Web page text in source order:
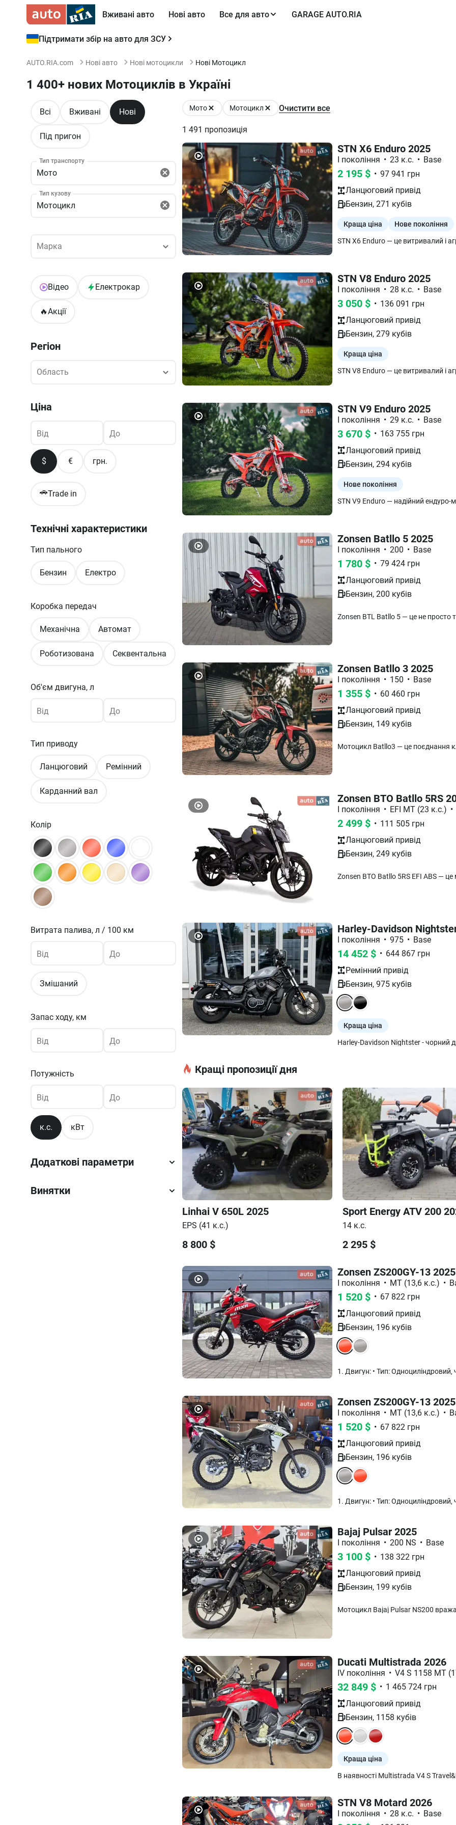
Вживані авто Нові авто Все для авто GARAGE AUTO.RIA
Підтримати збір на авто для ЗСУ
AUTO.RIA.com Нові авто Нові мотоцикли Нові Мотоцикл
1 400+ нових Мотоциклів в Україні
Всі Вживані Нові
Під пригон
Тип транспорту
Мото
Тип кузову
Мотоцикл
Марка
Марка
Відео Електрокар
🔥Акції
Регіон
Область
Область
Ціна
Від До
$ € грн.
🚗Trade in
Технічні характеристики
Тип пального
Бензин Електро
Коробка передач
Механічна Автомат
Роботизована Секвентальна
Об'єм двигуна, л
Від До
Тип приводу
Ланцюговий Ремінний
Карданний вал
Колір
Витрата палива, л / 100 км
Від До
Змішаний
Запас ходу, км
Від До
Потужність
Від До
к.с. кВт
Додаткові параметри
Винятки
Мото Мотоцикл Очистити все
1 491 пропозиція
STN X6 Enduro 2025
І покоління • 23 к.с. • Base
2 195 $ • 97 941 грн
Ланцюговий привід
Бензин, 271 кубів
Краща ціна Нове покоління
STN V8 Enduro 2025
І покоління • 28 к.с. • Base
3 050 $ • 136 091 грн
Ланцюговий привід
Бензин, 279 кубів
Краща ціна
STN V9 Enduro 2025
І покоління • 29 к.с. • Base
3 670 $ • 163 755 грн
Ланцюговий привід
Бензин, 294 кубів
Нове покоління
Zonsen Batllo 5 2025
I покоління • 200 • Base
1 780 $ • 79 424 грн
Ланцюговий привід
Бензин, 200 кубів
Zonsen Batllo 3 2025
I покоління • 150 • Base
1 355 $ • 60 460 грн
Ланцюговий привід
Бензин, 149 кубів
Zonsen BTO Batllo 5RS
I покоління • EFI MT (23 к.с.) •
2 499 $ • 111 505 грн
Ланцюговий привід
Бензин, 249 кубів
Harley-Davidson
I покоління • 975 • Base
14 452 $ • 644 867 грн
Ремінний привід
Бензин, 975 кубів
Краща ціна
Кращі пропозиції дня
Linhai V 650L 2025
EPS (41 к.с.)
8 800 $
Sport Energy ATV 200
14 к.с.
2 295 $
Zonsen ZS200GY-13 2025
I покоління • МТ (13,6 к.с.) •
1 520 $ • 67 822 грн
Ланцюговий привід
Бензин, 196 кубів
Zonsen ZS200GY-13 2025
I покоління • МТ (13,6 к.с.) •
1 520 $ • 67 822 грн
Ланцюговий привід
Бензин, 196 кубів
Bajaj Pulsar 2025
I покоління • 200 NS • Base
3 100 $ • 138 322 грн
Ланцюговий привід
Бензин, 199 кубів
Ducati Multistrada 2026
IV покоління • V4 S 1158 MT
32 849 $ • 1 465 724 грн
Ланцюговий привід
Бензин, 1158 кубів
Краща ціна
STN V8 Motard 2026
І покоління • 28 к.с. • Base